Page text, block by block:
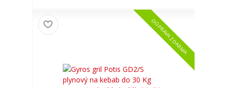
DOPRAVA ZDARMA